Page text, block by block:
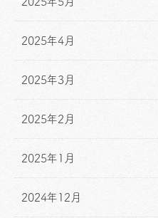
2025年4月
2025年3月
2025年2月
2025年1月
2024年12月